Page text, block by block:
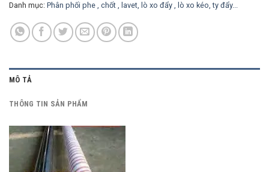
Danh mục: Phân phối phe , chốt , lavet, lò xo đẩy , lò xo kéo, ty đẩy...
MÔ TẢ
THÔNG TIN SẢN PHẨM